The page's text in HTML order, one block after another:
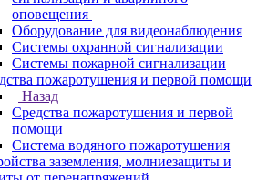
оповещения
Оборудование для видеонаблюдения
Системы охранной сигнализации
Системы пожарной сигнализации
пожаротушения и первой помощи
Назад
Средства пожаротушения и первой
помощи
Система водяного пожаротушения
заземления, молниезащиты и